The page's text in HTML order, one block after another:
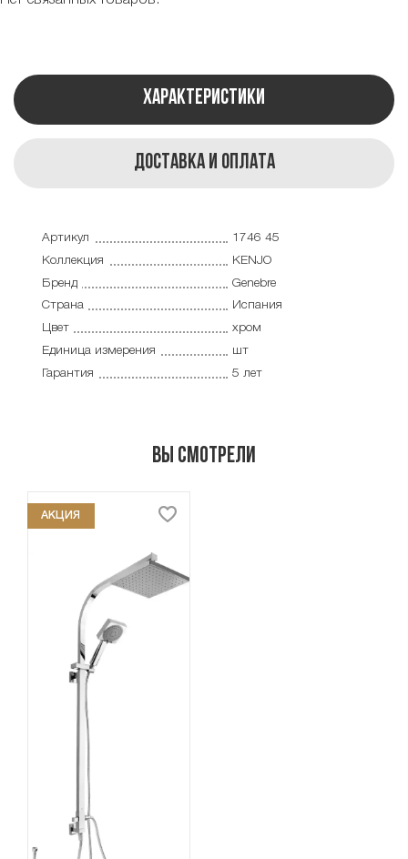
Характеристики
Доставка и оплата
Артикул
1746 45
Коллекция
KENJO
Бренд
Genebre
Страна
Испания
Цвет
хром
Единица измерения
шт
Гарантия
5 лет
Вы смотрели
АКЦИЯ